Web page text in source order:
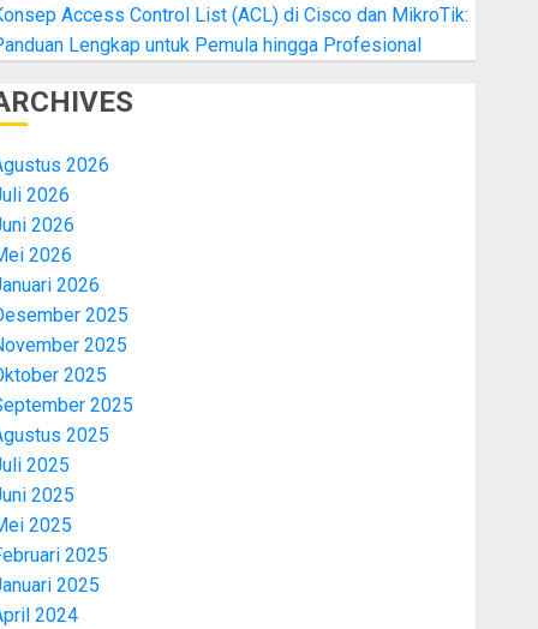
Access Control List (ACL) di Cisco dan MikroTik:
Lengkap untuk Pemula hingga Profesional
2026
2026
2026
2026
2026
2025
2025
2025
2025
2025
2025
2025
2025
2025
2025
2024